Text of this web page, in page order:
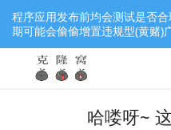
哈喽呀~
程序应用发布前均会测试是否
期可能会偷偷增置违规型(黄赌)
馈窝长进行处理，共同监督维